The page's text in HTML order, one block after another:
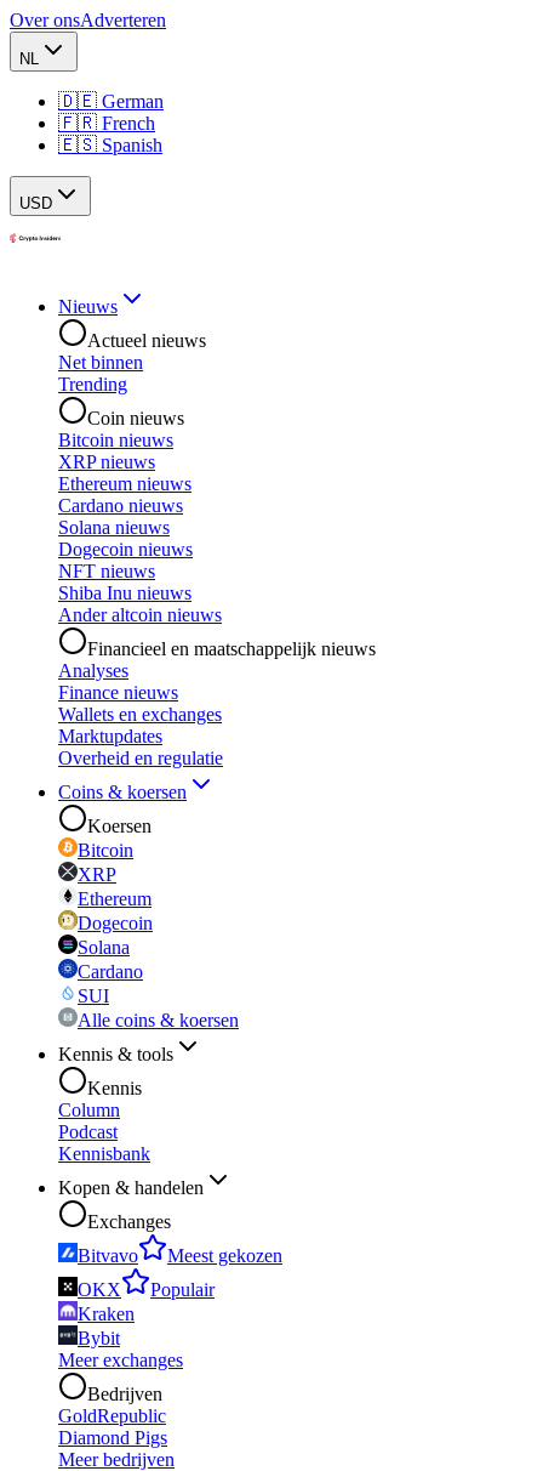
Over onsAdverteren
NL
🇩🇪 German
🇫🇷 French
🇪🇸 Spanish
USD
Nieuws
Actueel nieuws
Net binnen
Trending
Coin nieuws
Bitcoin nieuws
XRP nieuws
Ethereum nieuws
Cardano nieuws
Solana nieuws
Dogecoin nieuws
NFT nieuws
Shiba Inu nieuws
Ander altcoin nieuws
Financieel en maatschappelijk nieuws
Analyses
Finance nieuws
Wallets en exchanges
Marktupdates
Overheid en regulatie
Coins & koersen
Koersen
Bitcoin
XRP
Ethereum
Dogecoin
Solana
Cardano
SUI
Alle coins & koersen
Kennis & tools
Kennis
Column
Podcast
Kennisbank
Kopen & handelen
Exchanges
Bitvavo
Meest gekozen
OKX
Populair
Kraken
Bybit
Meer exchanges
Bedrijven
GoldRepublic
Diamond Pigs
Meer bedrijven